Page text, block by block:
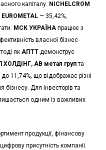
капіталу. NICHELCROM
EUROMETAL— 35,42%,
МСК УКРАЇНАпрацює з
власної бізнес-
як АПТТдемонструє
ХОЛДІНГ, АВ метал групта
11,74%, що відображає різні
Для інвесторів та
одним із важливих
продукції, фінансову
присутність компанії.